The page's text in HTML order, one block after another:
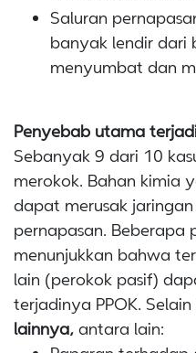
Saluran
banyak lendir dari
menyumbat dan
Penyebab utama
Sebanyak 9 dari 10
merokok. Bahan kimia
dapat merusak
pernapasan. Beberapa
menunjukkan bahwa
lain (perokok pasif)
terjadinya PPOK. Selain
lainnya, antara lain: